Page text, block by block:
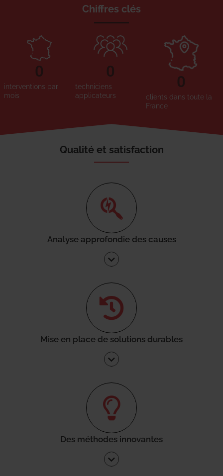
Chiffres clés
interventions par
mois
0
techniciens
applicateurs
0
clients dans toute la
France
0
Qualité et satisfaction
Analyse approfondie des causes
Mise en place de solutions durables
Des méthodes innovantes